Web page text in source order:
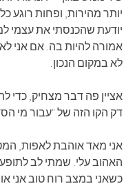
יותר מהירות, ופחות רוגע
יודעת שהכנסתי את עצמי
אמורה להיות בה. אם אני
לא במקום הנכון.
אציין פה דבר מצחיק, כדי
דק הקו הזה של "עבור מי
אני מאד אוהבת לאפות,
האהוב עלי. שמתי לב
כשאני במצב רוח טוב אני